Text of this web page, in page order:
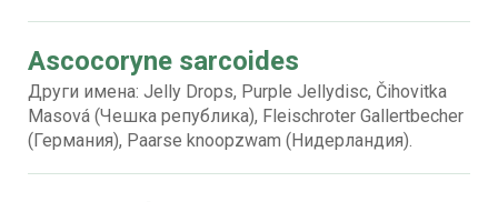
Ascocoryne sarcoides
Други имена: Jelly Drops, Purple Jellydisc, Čihovitka
Masová (Чешка република), Fleischroter Gallertbecher
(Германия), Paarse knoopzwam (Нидерландия).